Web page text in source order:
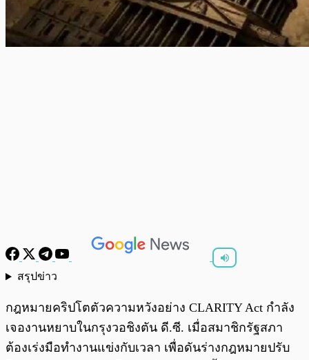
สรุปข่าว
กฎหมายคริปโตตัวความหวังอย่าง CLARITY Act กำลัง
เจองานหยาบในกรุงวอชิงตัน ดี.ซี. เมื่อสมาชิกรัฐสภา
ต้องเร่งมือทำงานแข่งกับเวลา เพื่อดันร่างกฎหมายปรับ